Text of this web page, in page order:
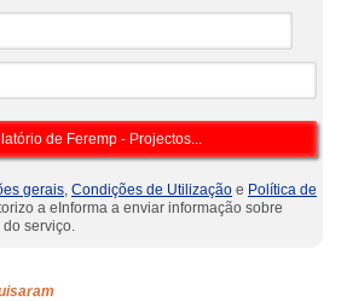
gerais, Condições de Utilização e Política de
a eInforma a enviar informação sobre
serviço.